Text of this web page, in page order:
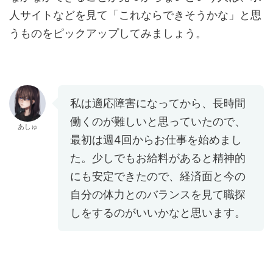
人サイトなどを見て「これならできそうかな」と思
うものをピックアップしてみましょう。
あしゅ
私は適応障害になってから、長時間
働くのが難しいと思っていたので、
最初は週4回からお仕事を始めまし
た。少しでもお給料があると精神的
にも安定できたので、経済面と今の
自分の体力とのバランスを見て職探
しをするのがいいかなと思います。